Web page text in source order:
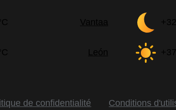
Vantaa
León
de confidentialité Conditions